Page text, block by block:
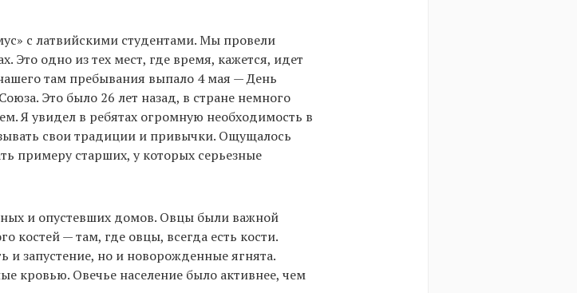
с латвийскими студентами. Мы провели
Это одно из тех мест, где время, кажется, идет
там пребывания выпало 4 мая — День
Это было 26 лет назад, в стране немного
Я увидел в ребятах огромную необходимость в
свои традиции и привычки. Ощущалось
примеру старших, у которых серьезные
и опустевших домов. Овцы были важной
костей — там, где овцы, всегда есть кости.
и запустение, но и новорожденные ягнята.
кровью. Овечье население было активнее, чем